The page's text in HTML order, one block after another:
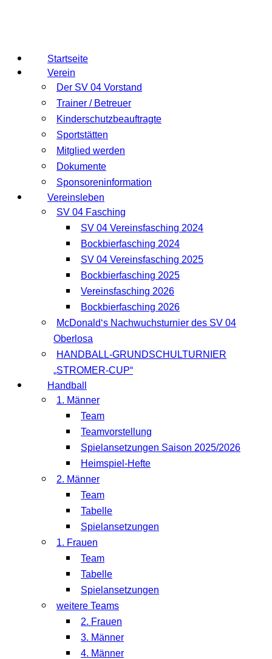
Startseite
Verein
Der SV 04 Vorstand
Trainer / Betreuer
Kinderschutzbeauftragte
Sportstätten
Mitglied werden
Dokumente
Sponsoreninformation
Vereinsleben
SV 04 Fasching
SV 04 Vereinsfasching 2024
Bockbierfasching 2024
SV 04 Vereinsfasching 2025
Bockbierfasching 2025
Vereinsfasching 2026
Bockbierfasching 2026
McDonald‘s Nachwuchsturnier des SV 04
Oberlosa
HANDBALL-GRUNDSCHULTURNIER
„STROMER-CUP“
Handball
1. Männer
Team
Teamvorstellung
Spielansetzungen Saison 2025/2026
Heimspiel-Hefte
2. Männer
Team
Tabelle
Spielansetzungen
1. Frauen
Team
Tabelle
Spielansetzungen
weitere Teams
2. Frauen
3. Männer
4. Männer